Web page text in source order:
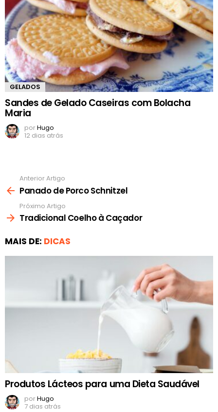
GELADOS
Sandes de Gelado Caseiras com Bolacha
Maria
porHugo
12 dias atrás
mais
Anterior Artigo
Panado de Porco Schnitzel
Próximo Artigo
Tradicional Coelho à Caçador
MAIS DE: DICAS
Produtos Lácteos para uma Dieta Saudável
porHugo
7 dias atrás